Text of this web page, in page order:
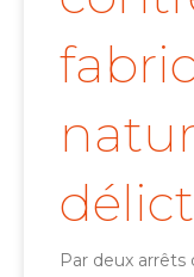
Par deux arrêts